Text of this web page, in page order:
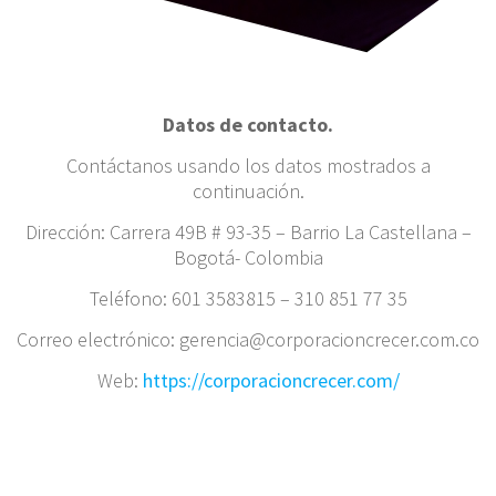
Datos de contacto.
Contáctanos usando los datos mostrados a
continuación.
Dirección: Carrera 49B # 93-35 – Barrio La Castellana –
Bogotá- Colombia
Teléfono: 601 3583815 – 310 851 77 35
Correo electrónico: gerencia@corporacioncrecer.com.co
Web: https://corporacioncrecer.com/